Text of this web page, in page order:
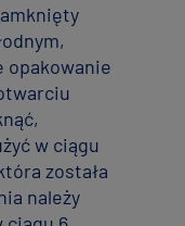
opakowanie
w ciągu
została
należy